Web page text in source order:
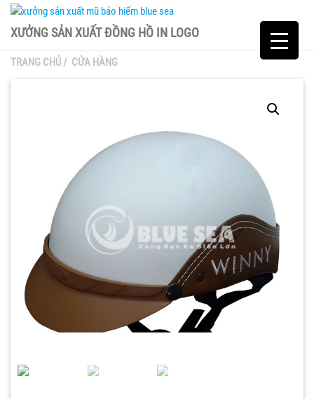
XƯỞNG SẢN XUẤT ĐỒNG HỒ IN LOGO
TRANG CHỦ/ CỬA HÀNG